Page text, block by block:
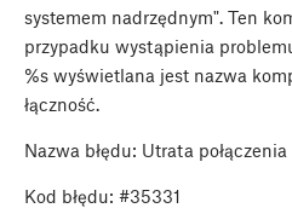
systemem nadrzędnym". Ten
przypadku wystąpienia
%s wyświetlana jest nazwa
łączność.
Nazwa błędu: Utrata połączenia
Kod błędu: #35331